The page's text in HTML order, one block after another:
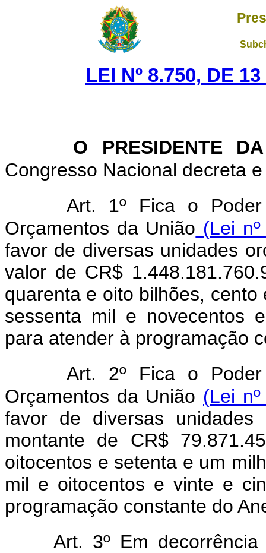
LEI Nº 8.750, DE
O PRESIDENTE
Congresso Nacional decreta
Art. 1º Fica o
Orçamentos da União (Lei
favor de diversas unidades
valor de CR$
quarenta e oito bilhões,
sessenta mil e novecentos
para atender à programação
Art. 2º Fica o
Orçamentos da União (Lei
favor de diversas unidades
montante de CR$
oitocentos e setenta e um
mil e oitocentos e vinte e
programação constante do
Art. 3º Em